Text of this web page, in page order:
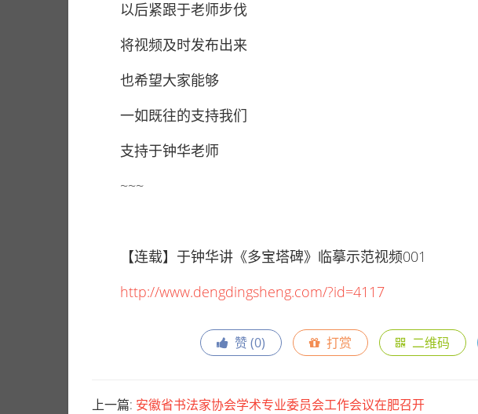
以后紧跟于老师步伐
将视频及时发布出来
也希望大家能够
一如既往的支持我们
支持于钟华老师
~~~
【连载】于钟华讲《多宝塔碑》临摹示范视频001
http://www.dengdingsheng.com/?id=4117
赞 (0) 打赏 二维码
上一篇: 安徽省书法家协会学术专业委员会工作会议在肥召开